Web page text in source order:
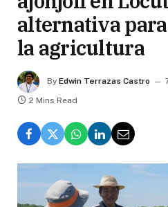
alternativa
la agricultura
By Edwin Terrazas Castro
2 Mins Read